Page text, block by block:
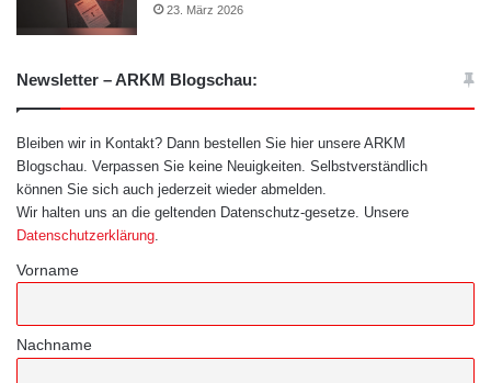
23. März 2026
Newsletter – ARKM Blogschau:
Bleiben wir in Kontakt? Dann bestellen Sie hier unsere ARKM
Blogschau. Verpassen Sie keine Neuigkeiten. Selbstverständlich
können Sie sich auch jederzeit wieder abmelden.
Wir halten uns an die geltenden Datenschutz-gesetze. Unsere
Datenschutzerklärung
Vorname
Nachname